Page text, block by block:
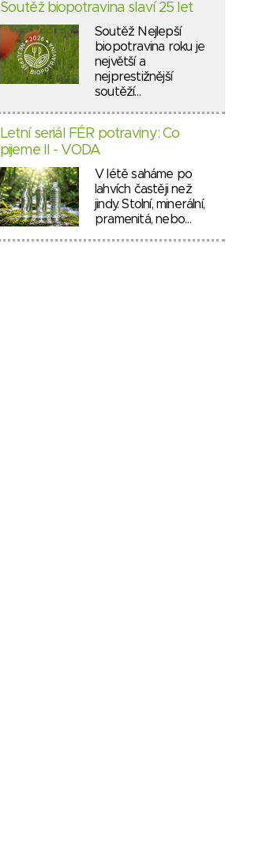
Soutěž biopotravina slaví 25 let
Soutěž Nejlepší
biopotravina roku je
největší a
nejprestižnější
soutěží…
Letní seriál FÉR potraviny: Co
pijeme II - VODA
V létě saháme po
lahvích častěji než
jindy. Stolní, minerální,
pramenitá, nebo…